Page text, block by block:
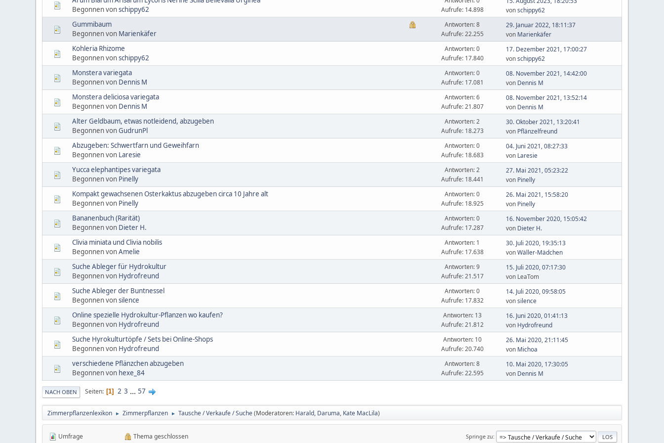
Begonnen vonschippy62
Aufrufe: 14.898
vonschippy62
Gummibaum
Begonnen von Marienkäfer
Antworten: 8
Aufrufe: 22.255
29. Januar 2022, 18:11:37
von Marienkäfer
Kohleria Rhizome
Begonnen vonschippy62
Antworten: 0
Aufrufe: 17.840
17. Dezember 2021, 17:00:27
vonschippy62
Monstera variegata
Begonnen von Dennis M
Antworten: 0
Aufrufe: 17.081
08. November 2021, 14:42:00
von Dennis M
Monstera deliciosa variegata
Begonnen von Dennis M
Antworten: 6
Aufrufe: 21.807
08. November 2021, 13:52:14
von Dennis M
Alter Geldbaum, etwas notleidend, abzugeben
Begonnen vonGudrunPl
Antworten: 2
Aufrufe: 18.273
30. Oktober 2021, 13:20:41
von Pflänzelfreund
Abzugeben: Schwertfarn und Geweihfarn
Begonnen von Laresie
Antworten: 0
Aufrufe: 18.683
04. Juni 2021, 08:27:33
von Laresie
Yucca elephantipes variegata
Begonnen von Pinelly
Antworten: 2
Aufrufe: 18.441
27. Mai 2021, 05:23:22
von Pinelly
Kompakt gewachsenen Osterkaktus abzugeben circa 10 Jahre alt
Begonnen von Pinelly
Antworten: 0
Aufrufe: 18.925
26. Mai 2021, 15:58:20
von Pinelly
Bananenbuch (Rarität)
Begonnen von Dieter H.
Antworten: 0
Aufrufe: 17.287
16. November 2020, 15:05:42
von Dieter H.
Clivia miniata und Clivia nobilis
Begonnen vonAmelie
Antworten: 1
Aufrufe: 17.638
30. Juli 2020, 19:35:13
vonWäller-Mädchen
Suche Ableger für Hydrokultur
Begonnen von Hydrofreund
Antworten: 9
Aufrufe: 21.517
15. Juli 2020, 07:17:30
von LeaTom
Suche Ableger der Buntnessel
Begonnen vonsilence
Antworten: 0
Aufrufe: 17.832
14. Juli 2020, 09:58:05
vonsilence
Online spezielle Hydrokultur-Pflanzen wo kaufen?
Begonnen von Hydrofreund
Antworten: 13
Aufrufe: 21.812
16. Juni 2020, 01:41:13
von Hydrofreund
Suche Hyrokulturtöpfe / Sets bei Online-Shops
Begonnen von Hydrofreund
Antworten: 10
Aufrufe: 20.740
26. Mai 2020, 21:11:45
von Michoa
verschiedene Pflänzchen abzugeben
Begonnen von hexe_84
Antworten: 8
Aufrufe: 22.595
10. Mai 2020, 17:30:05
von Dennis M
NACH OBEN Seiten 1 2 3 ... 57
Zimmerpflanzenlexikon ► Zimmerpflanzen ► Tausche / Verkaufe / Suche(Moderatoren: Harald, Daruma, Kate MacLila)
Springe zu
Umfrage Thema geschlossen